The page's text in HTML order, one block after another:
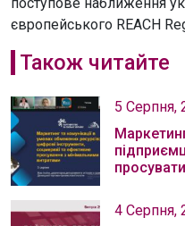
європейського REACH
Також читайте
5 Серпня,
4 Серпня,